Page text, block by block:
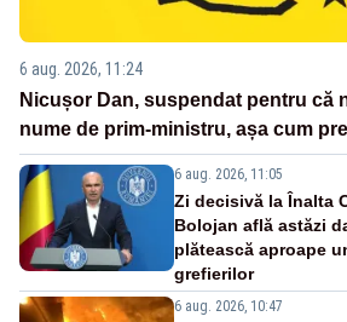
6 aug. 2026, 11:24
Nicușor Dan, suspendat pentru că
nume de prim-ministru, așa cum
6 aug. 2026, 11:05
Zi decisivă la Înalta
Bolojan află astăzi
plătească aproape
grefierilor
6 aug. 2026, 10:47